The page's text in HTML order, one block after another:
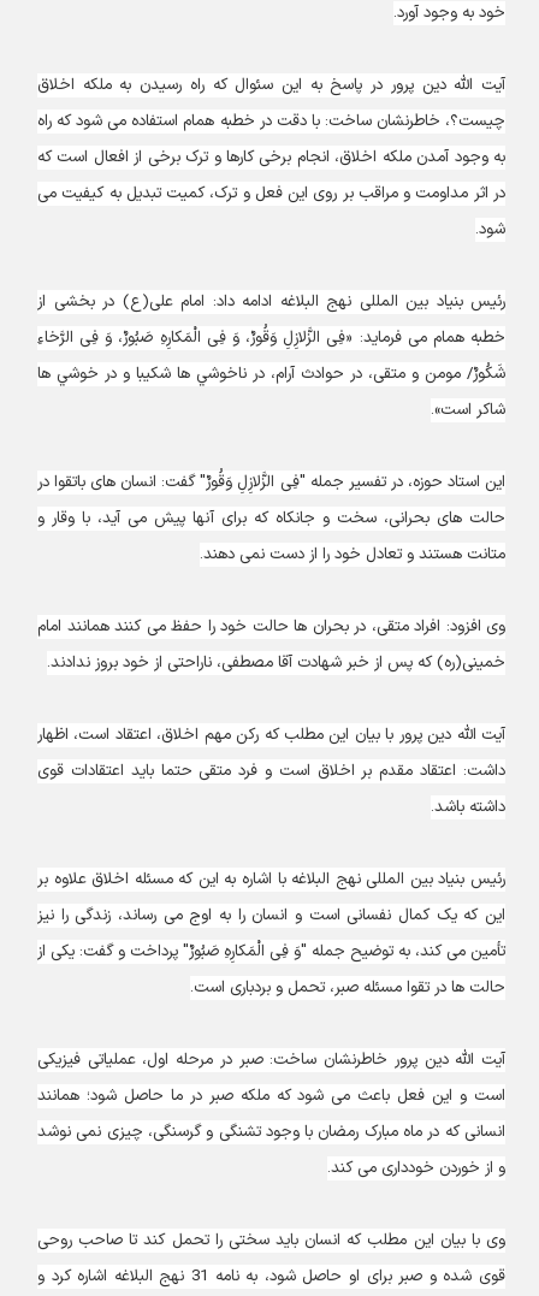
خود به وجود آورد.
آیت الله دین پرور در پاسخ به این سئوال که راه رسیدن به ملکه اخلاق
چیست؟، خاطرنشان ساخت: با دقت در خطبه همام استفاده می شود که راه
به وجود آمدن ملکه اخلاق، انجام برخی کارها و ترک برخی از افعال است که
در اثر مداومت و مراقب بر روی این فعل و ترک، کمیت تبدیل به کیفیت می
شود.
رئیس بنیاد بین المللی نهج البلاغه ادامه داد: امام علی(ع) در بخشی از
خطبه همام می فرماید: «فِى الزَّلازِلِ وَقُورٌ، وَ فِى الْمَكارِهِ صَبُورٌ، وَ فِى الرَّخاءِ
شَكُورٌ/ مومن و متقی، در حوادث آرام، در ناخوشي ها شكيبا و در خوشي ها
شاكر است».
این استاد حوزه، در تفسیر جمله "فِى الزَّلازِلِ وَقُورٌ" گفت: انسان های باتقوا در
حالت های بحرانی، سخت و جانکاه که برای آنها پیش می آید، با وقار و
متانت هستند و تعادل خود را از دست نمی دهند.
وی افزود: افراد متقی، در بحران ها حالت خود را حفظ می کنند همانند امام
خمینی(ره) که پس از خبر شهادت آقا مصطفی، ناراحتی از خود بروز ندادند.
آیت الله دین پرور با بیان این مطلب که رکن مهم اخلاق، اعتقاد است، اظهار
داشت: اعتقاد مقدم بر اخلاق است و فرد متقی حتما باید اعتقادات قوی
داشته باشد.
رئیس بنیاد بین المللی نهج البلاغه با اشاره به این که مسئله اخلاق علاوه بر
این که یک کمال نفسانی است و انسان را به اوج می رساند، زندگی را نیز
تأمین می کند، به توضیح جمله "وَ فِى الْمَكارِهِ صَبُورٌ" پرداخت و گفت: یکی از
حالت ها در تقوا مسئله صبر، تحمل و بردباری است.
آیت الله دین پرور خاطرنشان ساخت: صبر در مرحله اول، عملیاتی فیزیکی
است و این فعل باعث می شود که ملکه صبر در ما حاصل شود؛ همانند
انسانی که در ماه مبارک رمضان با وجود تشنگی و گرسنگی، چیزی نمی نوشد
و از خوردن خودداری می کند.
وی با بیان این مطلب که انسان باید سختی را تحمل کند تا صاحب روحی
قوی شده و صبر برای او حاصل شود، به نامه 31 نهج البلاغه اشاره کرد و